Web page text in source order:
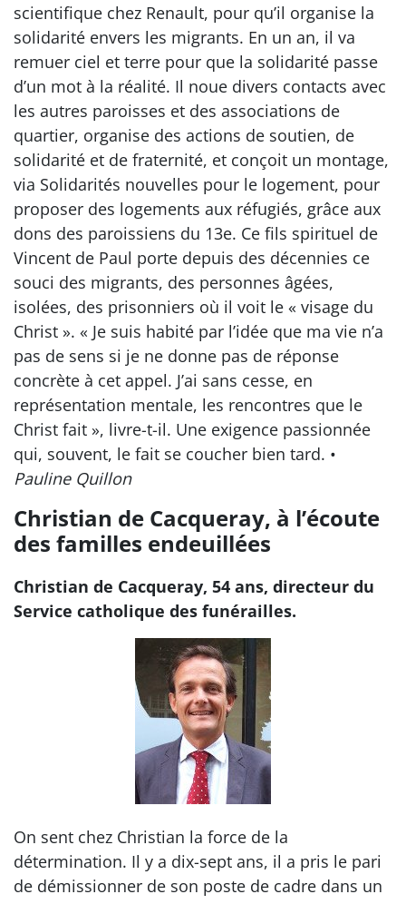
scientifique chez Renault, pour qu’il organise la
solidarité envers les migrants. En un an, il va
remuer ciel et terre pour que la solidarité passe
d’un mot à la réalité. Il noue divers contacts avec
les autres paroisses et des associations de
quartier, organise des actions de soutien, de
solidarité et de fraternité, et conçoit un montage,
via Solidarités nouvelles pour le logement, pour
proposer des logements aux réfugiés, grâce aux
dons des paroissiens du 13e. Ce fils spirituel de
Vincent de Paul porte depuis des décennies ce
souci des migrants, des personnes âgées,
isolées, des prisonniers où il voit le « visage du
Christ ». « Je suis habité par l’idée que ma vie n’a
pas de sens si je ne donne pas de réponse
concrète à cet appel. J’ai sans cesse, en
représentation mentale, les rencontres que le
Christ fait », livre-t-il. Une exigence passionnée
qui, souvent, le fait se coucher bien tard. •
Pauline Quillon
Christian de Cacqueray, à l’écoute
des familles endeuillées
Christian de Cacqueray, 54 ans, directeur du
Service catholique des funérailles.
On sent chez Christian la force de la
détermination. Il y a dix-sept ans, il a pris le pari
de démissionner de son poste de cadre dans un